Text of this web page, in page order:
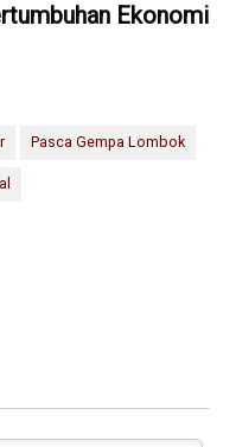
Ekonomi
Pasca Gempa Lombok